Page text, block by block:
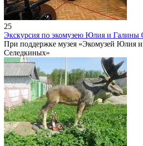
25
Экскурсия по экомузею Юлия и Галины
При поддержке музея «Экомузей Юлия
Селедкиных»